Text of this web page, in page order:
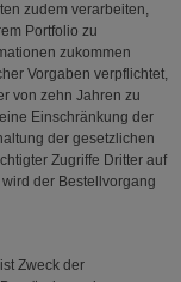
zudem verarbeiten,
Portfolio zu
zukommen
Vorgaben verpflichtet,
von zehn Jahren zu
Einschränkung der
der gesetzlichen
Zugriffe Dritter auf
der Bestellvorgang
Zweck der